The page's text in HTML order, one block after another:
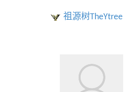
祖源树TheYtree